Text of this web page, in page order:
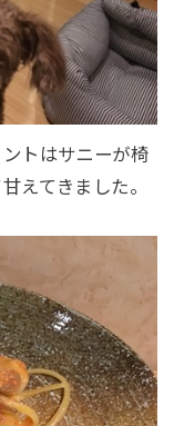
トはサニーが椅
えてきました。